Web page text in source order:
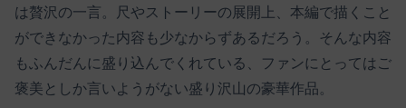
は贅沢の一言。尺やストーリーの展開上、本編で描くこと
ができなかった内容も少なからずあるだろう。そんな内容
もふんだんに盛り込んでくれている、ファンにとってはご
褒美としか言いようがない盛り沢山の豪華作品。